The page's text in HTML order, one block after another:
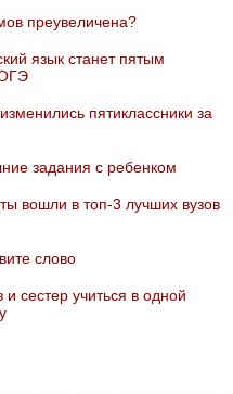
преувеличена?
язык станет пятым
пятиклассники за
задания с ребенком
вошли в топ-3 лучших вузов
слово
сестер учиться в одной